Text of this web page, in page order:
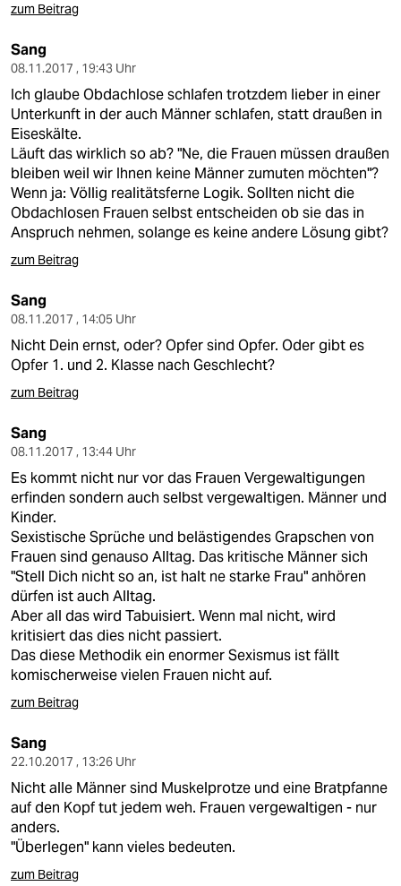
zum Beitrag
Sang
08.11.2017 , 19:43 Uhr
Ich glaube Obdachlose schlafen trotzdem lieber in einer
Unterkunft in der auch Männer schlafen, statt draußen in
Eiseskälte.
Läuft das wirklich so ab? "Ne, die Frauen müssen draußen
bleiben weil wir Ihnen keine Männer zumuten möchten"?
Wenn ja: Völlig realitätsferne Logik. Sollten nicht die
Obdachlosen Frauen selbst entscheiden ob sie das in
Anspruch nehmen, solange es keine andere Lösung gibt?
zum Beitrag
Sang
08.11.2017 , 14:05 Uhr
Nicht Dein ernst, oder? Opfer sind Opfer. Oder gibt es
Opfer 1. und 2. Klasse nach Geschlecht?
zum Beitrag
Sang
08.11.2017 , 13:44 Uhr
Es kommt nicht nur vor das Frauen Vergewaltigungen
erfinden sondern auch selbst vergewaltigen. Männer und
Kinder.
Sexistische Sprüche und belästigendes Grapschen von
Frauen sind genauso Alltag. Das kritische Männer sich
"Stell Dich nicht so an, ist halt ne starke Frau" anhören
dürfen ist auch Alltag.
Aber all das wird Tabuisiert. Wenn mal nicht, wird
kritisiert das dies nicht passiert.
Das diese Methodik ein enormer Sexismus ist fällt
komischerweise vielen Frauen nicht auf.
zum Beitrag
Sang
22.10.2017 , 13:26 Uhr
Nicht alle Männer sind Muskelprotze und eine Bratpfanne
auf den Kopf tut jedem weh. Frauen vergewaltigen - nur
anders.
"Überlegen" kann vieles bedeuten.
zum Beitrag